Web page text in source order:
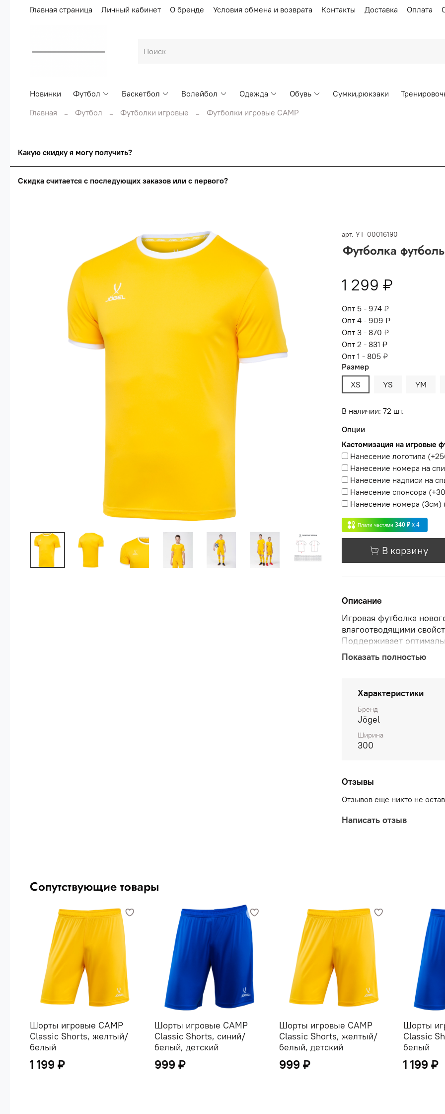
Главная страница Личный кабинет О бренде Условия обмена и возврата Контакты Доставка Оплата
Новинки Футбол Баскетбол Волейбол Одежда Обувь Сумки,рюкзаки
Главная
Футбол Футболки игровые Футболки игровые CAMP
Какую скидку я могу получить?
Опт 4(30%) - сумма всех заказов за 6 месяцев - 30.000
Опт 3(33%) - сумма всех заказов за 6 месяцев 80.000
(36%)- сумма всех заказов за 6 месяцев 200.000
(38%) - сумма всех заказов за 6 месяцев - 400.000
Скидка считается с последующих заказов или с первого?
арт. УТ-00016190
Футболка
1 299 ₽
Опт 5 - 974 ₽
Опт 4 - 909 ₽
Опт 3 - 870 ₽
Опт 2 - 831 ₽
Опт 1 - 805 ₽
Размер
XS
YS YM
В наличии: 72 шт.
Опции
Кастомизация на игровые
Нанесение логотипа (+
Нанесение номера на
Нанесение надписи на
Нанесение спонсора (+
Нанесение номера (3см)
Плати частями 340 ₽ x 4
В корзину
Описание
Игровая футболка
влагоотводящими
Поддерживает
прямым кроем и
выгорает на солнце,
удобный пакет
Показать полностью
Характеристики
Бренд
Jögel
Ширина
300
Отзывы
Отзывов еще никто не
Написать отзыв
Сопутствующие товары
Шорты игровые CAMP
Classic Shorts, желтый/
белый
1 199 ₽
Шорты игровые CAMP
Classic Shorts, синий/
белый, детский
999 ₽
Шорты игровые CAMP
Classic Shorts, желтый/
белый, детский
999 ₽
Шорты
Classic
белый
1 199 ₽